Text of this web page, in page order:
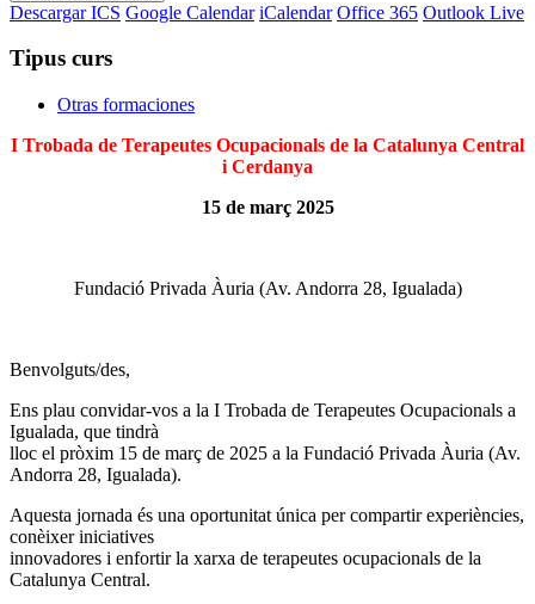
Descargar ICS Google Calendar iCalendar Office 365 Outlook Live
Tipus curs
Otras formaciones
I Trobada de Terapeutes Ocupacionals de la Catalunya Central
i Cerdanya
15 de març 2025
Fundació Privada Àuria (Av. Andorra 28, Igualada)
Benvolguts/des,
Ens plau convidar-vos a la I Trobada de Terapeutes Ocupacionals a
Igualada, que tindrà
lloc el pròxim 15 de març de 2025 a la Fundació Privada Àuria (Av.
Andorra 28, Igualada).
Aquesta jornada és una oportunitat única per compartir experiències,
conèixer iniciatives
innovadores i enfortir la xarxa de terapeutes ocupacionals de la
Catalunya Central.